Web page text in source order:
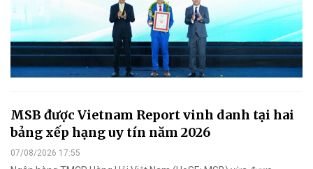
MSB được Vietnam Report vinh danh tại hai
bảng xếp hạng uy tín năm 2026
07/08/2026 17:55